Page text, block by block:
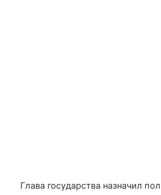
Глава государства назначил